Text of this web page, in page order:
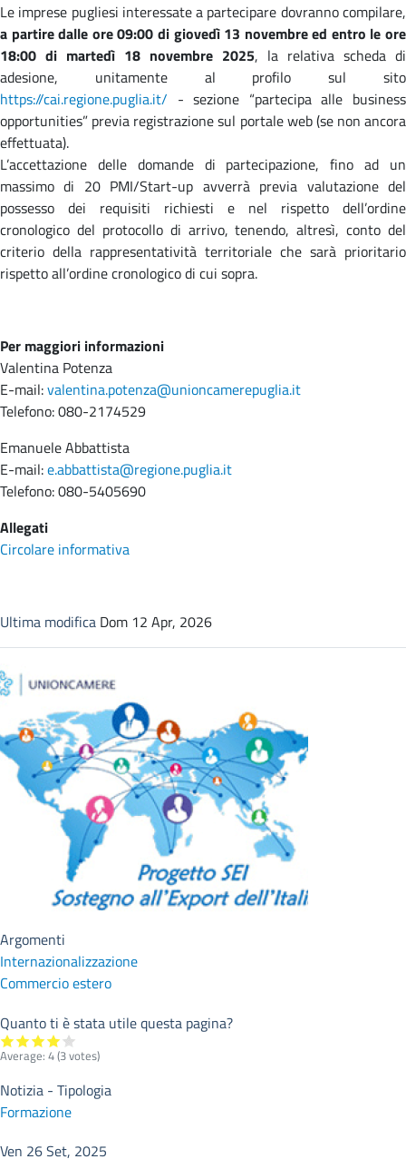
Le imprese pugliesi interessate a partecipare dovranno compilare,
a partire dalle ore 09:00 di giovedì 13 novembre ed entro le ore
18:00 di martedì 18 novembre 2025, la relativa scheda di
adesione, unitamente al profilo sul sito
https://cai.regione.puglia.it/ - sezione “partecipa alle business
opportunities” previa registrazione sul portale web (se non ancora
effettuata).
L’accettazione delle domande di partecipazione, fino ad un
massimo di 20 PMI/Start-up avverrà previa valutazione del
possesso dei requisiti richiesti e nel rispetto dell’ordine
cronologico del protocollo di arrivo, tenendo, altresì, conto del
criterio della rappresentatività territoriale che sarà prioritario
rispetto all’ordine cronologico di cui sopra.
Per maggiori informazioni
Valentina Potenza
E-mail:valentina.potenza@unioncamerepuglia.it
Telefono: 080-2174529
Emanuele Abbattista
E-mail:e.abbattista@regione.puglia.it
Telefono: 080-5405690
Allegati
Circolare informativa
Ultima modifica Dom 12 Apr, 2026
Argomenti
Internazionalizzazione
Commercio estero
Quanto ti è stata utile questa pagina?
Average: 4(3votes)
Notizia - Tipologia
Formazione
Ven 26 Set, 2025